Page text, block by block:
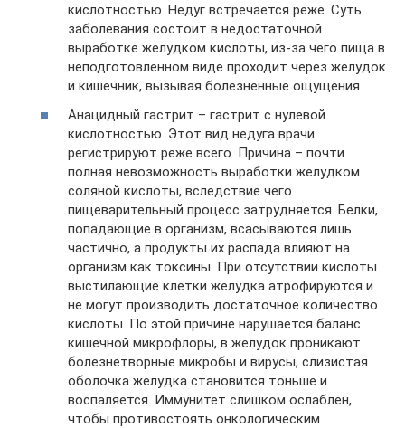
кислотностью. Недуг встречается реже. Суть
заболевания состоит в недостаточной
выработке желудком кислоты, из-за чего пища в
неподготовленном виде проходит через желудок
и кишечник, вызывая болезненные ощущения.
Анацидный гастрит – гастрит с нулевой
кислотностью. Этот вид недуга врачи
регистрируют реже всего. Причина – почти
полная невозможность выработки желудком
соляной кислоты, вследствие чего
пищеварительный процесс затрудняется. Белки,
попадающие в организм, всасываются лишь
частично, а продукты их распада влияют на
организм как токсины. При отсутствии кислоты
выстилающие клетки желудка атрофируются и
не могут производить достаточное количество
кислоты. По этой причине нарушается баланс
кишечной микрофлоры, в желудок проникают
болезнетворные микробы и вирусы, слизистая
оболочка желудка становится тоньше и
воспаляется. Иммунитет слишком ослаблен,
чтобы противостоять онкологическим